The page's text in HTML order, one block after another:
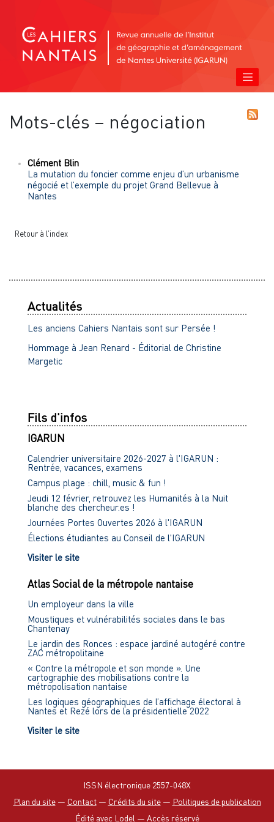
Mots-clés – négociation
Clément Blin
La mutation du foncier comme enjeu d’un urbanisme
négocié et l’exemple du projet Grand Bellevue à
Nantes
Retour à l’index
Actualités
Les anciens Cahiers Nantais sont sur Persée !
Hommage à Jean Renard - Éditorial de Christine
Margetic
Fils d'infos
IGARUN
Calendrier universitaire 2026-2027 à l'IGARUN :
Rentrée, vacances, examens
Campus plage : chill, music & fun !
Jeudi 12 février, retrouvez les Humanités à la Nuit
blanche des chercheur.es !
Journées Portes Ouvertes 2026 à l'IGARUN
Élections étudiantes au Conseil de l'IGARUN
Visiter le site
Atlas Social de la métropole nantaise
Un employeur dans la ville
Moustiques et vulnérabilités sociales dans le bas
Chantenay
Le jardin des Ronces : espace jardiné autogéré contre
ZAC métropolitaine
« Contre la métropole et son monde ». Une
cartographie des mobilisations contre la
métropolisation nantaise
Les logiques géographiques de l’affichage électoral à
Nantes et Rezé lors de la présidentielle 2022
Visiter le site
ISSN électronique 2557-048X
Plan du site— Contact— Crédits du site— Politiques de publication
Édité avec Lodel — Accès réservé